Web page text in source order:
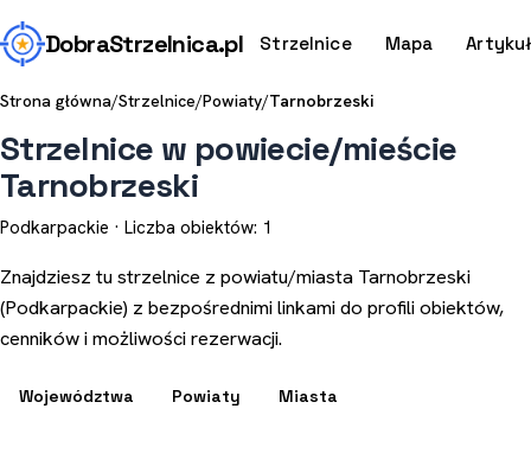
DobraStrzelnica.pl Strzelnice Mapa
Strona główna/Strzelnice/Powiaty/Tarnobrzeski
Strzelnice w powiecie/mieście
Tarnobrzeski
Podkarpackie · Liczba obiektów: 1
Znajdziesz tu strzelnice z powiatu/miasta Tarnobrzeski
(Podkarpackie) z bezpośrednimi linkami do profili obiektów,
cenników i możliwości rezerwacji.
Województwa Powiaty Miasta